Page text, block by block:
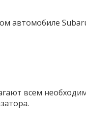
автомобиле
всем